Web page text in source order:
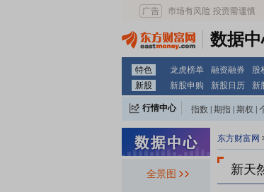
数据
特色 龙虎榜单 融资融券 股
新股
新股申购 新股日历 新
行情中心 指数 期指 期权
全景图
东方财富网
新天